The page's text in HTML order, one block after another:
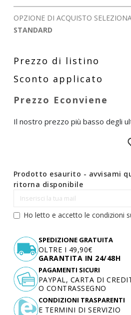
OPZIONE DI ACQUISTO
STANDARD
Il nostro prezzo più basso degli
Prodotto esaurito - avvisami
ritorna disponibile
Ho letto e accetto le condizioni
SPEDIZIONE GRATUITA
OLTRE I 49,90€
GARANTITA IN 24/48H
PAGAMENTI SICURI
PAYPAL, CARTA DI
O CONTRASSEGNO
CONDIZIONI TRASPARENTI
E TERMINI DI SERVIZIO